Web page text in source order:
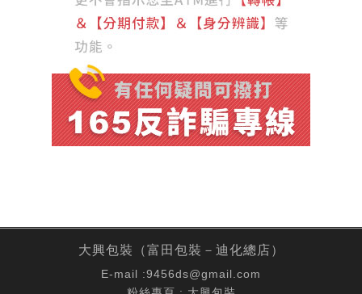
大興包裝（富田包裝－迪化總店）
E-mail :9456ds@gmail.com